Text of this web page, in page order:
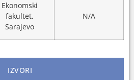
Ekonomski
fakultet,
Sarajevo
N/A
IZVORI